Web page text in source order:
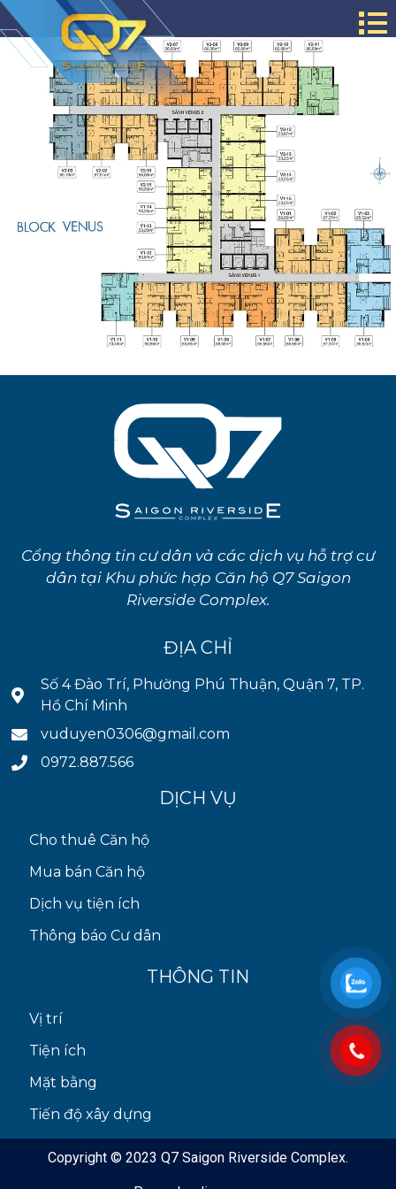
Cổng thông tin cư dân và các dịch vụ hỗ trợ cư
dân tại Khu phức hợp Căn hộ Q7 Saigon
Riverside Complex.
ĐỊA CHỈ
Số 4 Đào Trí, Phường Phú Thuận, Quận 7, TP.
Hồ Chí Minh
vuduyen0306@gmail.com
0972.887.566
DỊCH VỤ
Cho thuê Căn hộ
Mua bán Căn hộ
Dịch vụ tiện ích
Thông báo Cư dân
THÔNG TIN
Vị trí
Tiện ích
Mặt bằng
Tiến độ xây dựng
Copyright © 2023 Q7 Saigon Riverside Complex.